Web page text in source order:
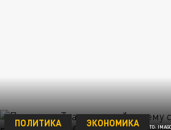
ФОТО:
ПОЛИТИКА ЭКОНОМИКА